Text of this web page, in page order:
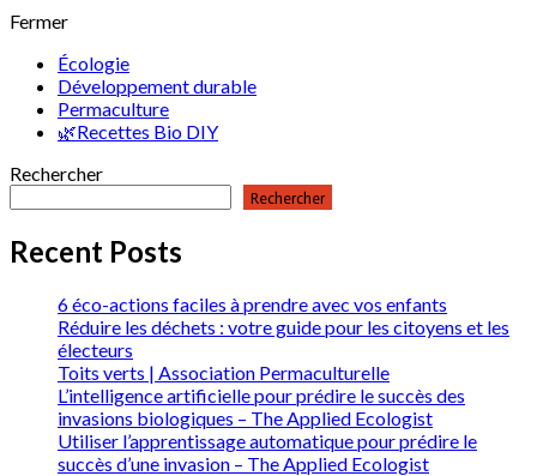
Fermer
Écologie
Développement durable
Permaculture
🌿Recettes Bio DIY
Rechercher
Rechercher
Recent Posts
6 éco-actions faciles à prendre avec vos enfants
Réduire les déchets : votre guide pour les citoyens et les
électeurs
Toits verts | Association Permaculturelle
L’intelligence artificielle pour prédire le succès des
invasions biologiques – The Applied Ecologist
Utiliser l’apprentissage automatique pour prédire le
succès d’une invasion – The Applied Ecologist